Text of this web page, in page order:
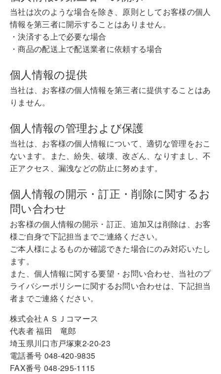
当社は次のような場合を除き、原則としてお客様の個人
情報を第三者に開示することはありません。
・決済する上で必要な場合
・商品の配送上で配送業者に依頼する場合
個人情報の提供
当社は、お客様の個人情報を第三者に提供することはあ
りません。
個人情報の管理および保護
当社は、お客様の個人情報について、適切な管理をおこ
ないます。また、紛失、破壊、改ざん、なりすまし、不
正アクセス、漏洩などの防止に努めます。
個人情報の開示・訂正・削除に関するお
問い合わせ
お客様の個人情報の開示・訂正、追加又は削除は、お客
様ご自身で下記担当までご連絡ください。
ご本人様によるものか確認できた場合にのみ対応いたし
ます。
また、個人情報に関する要望・お問い合わせ、当社のプ
ライバシーポリシーに関するお問い合わせは、下記担当
者までご連絡ください。
株式会社ＡＳＪコマース
代表者 福田 竜郎
埼玉県川口市戸塚東2-20-23
電話番号 048-420-9835
FAX番号 048-295-1115